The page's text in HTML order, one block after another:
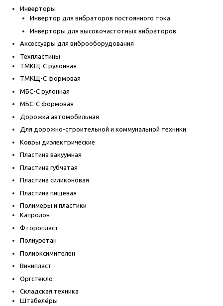
Инверторы
Инвертор для вибраторов постоянного тока
Инверторы для высокочастотных вибраторов
Аксессуары для виброоборудования
Техпластины
ТМКЩ-С рулонная
ТМКЩ-С формовая
МБС-С рулонная
МБС-С формовая
Дорожка автомобильная
Для дорожно-строительной и коммунальной техники
Ковры диэлектрические
Пластина вакуумная
Пластина губчатая
Пластина силиконовая
Пластина пищевая
Полимеры и пластики
Капролон
Фторопласт
Полиуретан
Полиоксимителен
Винипласт
Оргстекло
Складская техника
Штабелёры